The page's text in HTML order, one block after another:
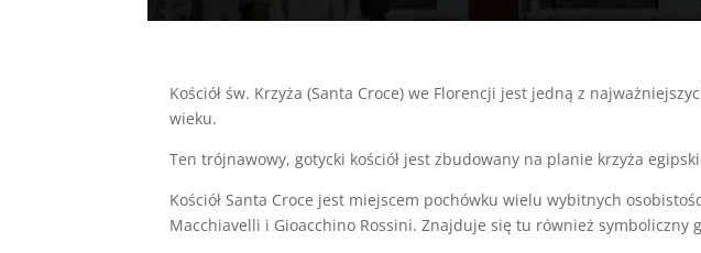
Kościół św. Krzyża (Santa Croce) we Florencji jest jedną z
wieku.
Ten trójnawowy, gotycki kościół jest zbudowany na planie krzyża
Kościół Santa Croce jest miejscem pochówku wielu wybitnych
Macchiavelli i Gioacchino Rossini. Znajduje się tu również symboliczny